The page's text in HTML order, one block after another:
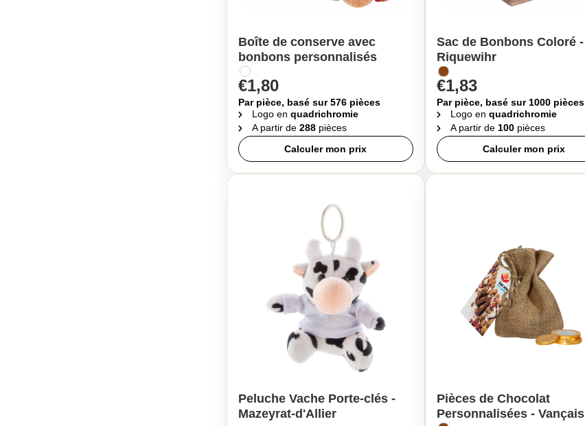
Boîte de conserve avec
bonbons personnalisés
€1,80
Par pièce, basé sur 576 pièces
Logo en quadrichromie
A partir de 288 pièces
Calculer mon prix
Sac de Bonbons Coloré -
Riquewihr
€1,83
Par pièce, basé sur 1000 pièces
Logo en quadrichromie
A partir de 100pièces
Calculer mon prix
Peluche Vache Porte-clés -
Mazeyrat-d'Allier
Pièces de Chocolat
Personnalisées - Vançais